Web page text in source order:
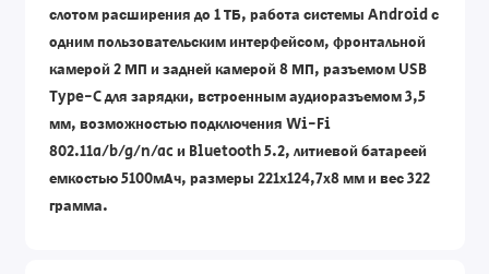
слотом расширения до 1 ТБ, работа системы Android с
одним пользовательским интерфейсом, фронтальной
камерой 2 МП и задней камерой 8 МП, разъемом USB
Type-C для зарядки, встроенным аудиоразъемом 3,5
мм, возможностью подключения Wi-Fi
802.11a/b/g/n/ac и Bluetooth 5.2, литиевой батареей
емкостью 5100мАч, размеры 221х124,7х8 мм и вес 322
грамма.